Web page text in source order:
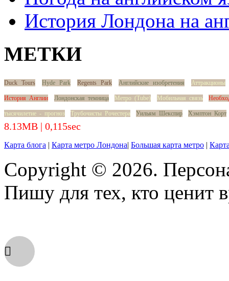
История Лондона на
МЕТКИ
Duck Tours Hyde Park Regents Park Английские изобретения Аттракционы
История Англии Лондонская темница Метро (Tube) Мобильная связь
тысячилетие - прогноз Трубочисты Рочестера Уильям Шекспир Хэмптон Корт
8.13MB | 0,115sec
Карта блога | Карта метро Лондона| Большая карта метро |
Copyright © 2026.
Пишу для тех, кто ценит